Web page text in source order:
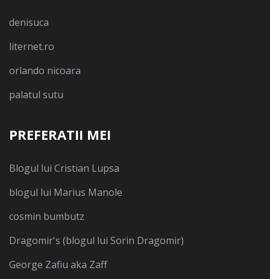
denisuca
liternet.ro
orlando nicoara
palatul sutu
PREFERATII MEI
Blogul lui Cristian Lupsa
blogul lui Marius Manole
cosmin bumbutz
Dragomir's (blogul lui Sorin Dragomir)
George Zafiu aka Zaff